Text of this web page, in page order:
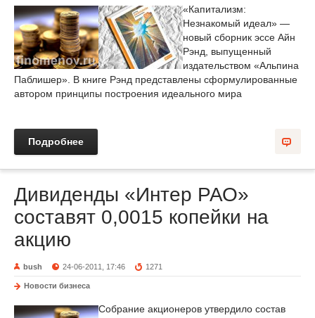
«Капитализм:
Незнакомый идеал» —
новый сборник эссе Айн
Рэнд, выпущенный
издательством «Альпина
Паблишер». В книге Рэнд представлены сформулированные
автором принципы построения идеального мира
Подробнее
Дивиденды «Интер РАО»
составят 0,0015 копейки на
акцию
bush 24-06-2011, 17:46 1271
Новости бизнеса
Собрание акционеров утвердило состав